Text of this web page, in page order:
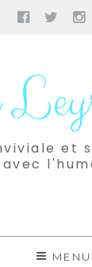
Facebook
et
MENU